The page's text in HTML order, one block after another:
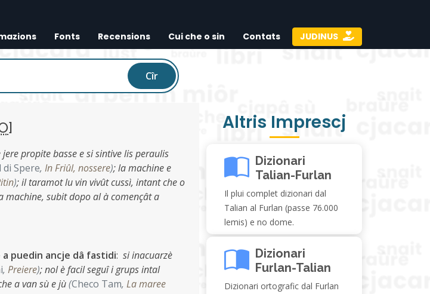
Fonts Recensions Cui che o sin Contats JUDINUS
Cîr
]
propite basse e si sintive lis peraulis
di Spere, In Friûl, nossere);la machine e
);il taramot lu vin vivût cussì, intant che o
machine, subit dopo al à començât a
puedin ancje dâ fastidi: si inacuarzè
, Preiere);nol è facil seguî i grups intal
a van sù e jù(Checo Tam, La maree
Altris Imprescj
Dizionari
Talian-Furlan
Il plui complet dizionari dal
Talian al Furlan (passe 76.000
lemis) e no dome.
Dizionari
Furlan-Talian
Dizionari ortografic dal Furlan